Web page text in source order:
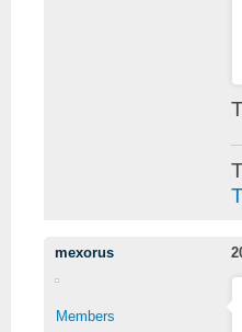
mexorus
Members